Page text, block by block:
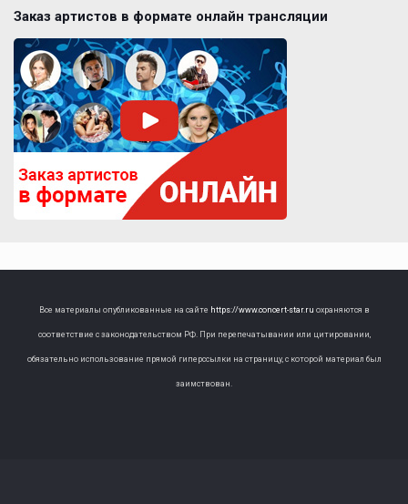
Заказ артистов в формате онлайн трансляции
Все материалы опубликованные на сайте https://www.concert-star.ru охраняются в
соответствие с законодательством РФ. При перепечатывании или цитировании,
обязательно использование прямой гиперссылки на страницу, с которой материал был
заимствован.